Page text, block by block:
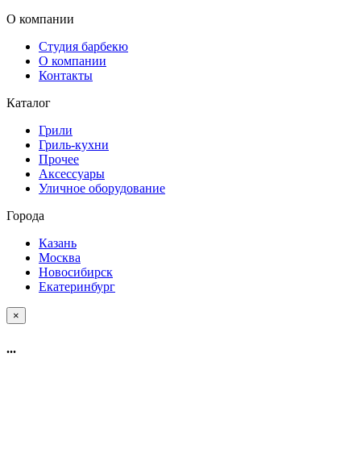
О компании
Студия барбекю
О компании
Контакты
Каталог
Грили
Гриль-кухни
Прочее
Аксессуары
Уличное оборудование
Города
Казань
Москва
Новосибирск
Екатеринбург
×
...